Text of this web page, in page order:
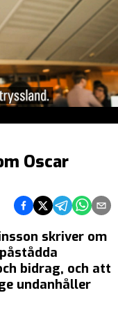
Oscar
Dela på Facebook
Dela på Twitter
Dela påDela på
Dela
skriver om
bidrag, och att
undanhåller